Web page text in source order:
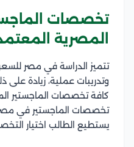
تخصصات
المصرية
تتميز الدراسة في مصر
وتدريبات عملية، زيادة على
كافة تخصصات الماجستير
تخصصات الماجستير في مصر
يستطيع الطالب اختيار